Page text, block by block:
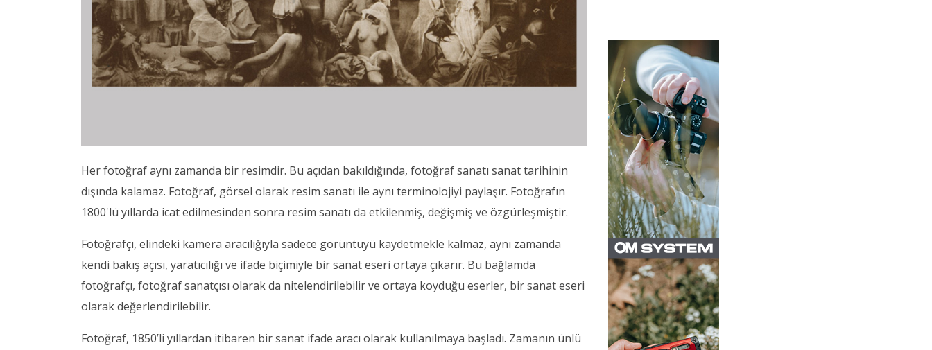
Her fotoğraf aynı zamanda bir resimdir. Bu açıdan bakıldığında, fotoğraf sanatı sanat tarihinin
dışında kalamaz. Fotoğraf, görsel olarak resim sanatı ile aynı terminolojiyi paylaşır. Fotoğrafın
1800'lü yıllarda icat edilmesinden sonra resim sanatı da etkilenmiş, değişmiş ve özgürleşmiştir.
Fotoğrafçı, elindeki kamera aracılığıyla sadece görüntüyü kaydetmekle kalmaz, aynı zamanda
kendi bakış açısı, yaratıcılığı ve ifade biçimiyle bir sanat eseri ortaya çıkarır. Bu bağlamda
fotoğrafçı, fotoğraf sanatçısı olarak da nitelendirilebilir ve ortaya koyduğu eserler, bir sanat eseri
olarak değerlendirilebilir.
Fotoğraf, 1850’li yıllardan itibaren bir sanat ifade aracı olarak kullanılmaya başladı. Zamanın ünlü